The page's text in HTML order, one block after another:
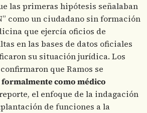
las primeras hipótesis señalaban
como un ciudadano sin formación
que ejercía oficios de
en las bases de datos oficiales
su situación jurídica. Los
que Ramos se
formalmente como médico
el enfoque de la indagación
de funciones a la